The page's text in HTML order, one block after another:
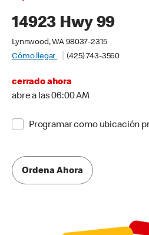
14923 Hwy 99
Lynnwood, WA 98037-2315
Cómo llegar
(425) 743-3560
cerrado ahora
abre a las 06:00 AM
Programar como ubicación
Ordena Ahora